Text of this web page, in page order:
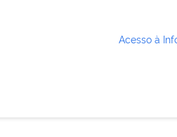
Acesso à